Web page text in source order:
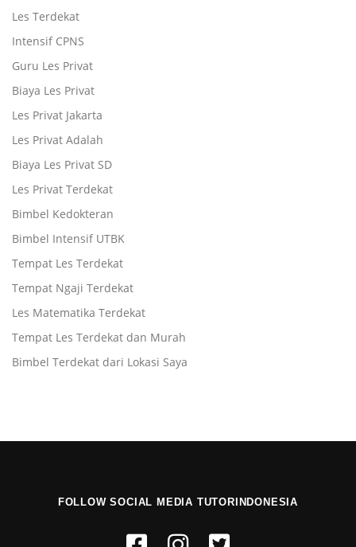
Les Terdekat
Intensif CPNS
Guru Les Privat
Biaya Les Privat
Les Privat Jakarta
Les Privat Adalah
Biaya Les Privat SD
Les Privat Terdekat
Bimbel Kedokteran
Bimbel Intensif UTBK
Tempat Les Terdekat
Tempat Ngaji Terdekat
Les Matematika Terdekat
Tempat Les Terdekat dan Murah
Bimbel Terdekat dari Lokasi Saya
FOLLOW SOCIAL MEDIA TUTORINDONESIA